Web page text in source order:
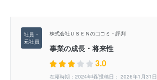
株式会社ＵＳＥＮの口コミ・評判
事業の成長・将来性
3.0
在籍時期：2024年頃/投稿日： 2026年1月31日